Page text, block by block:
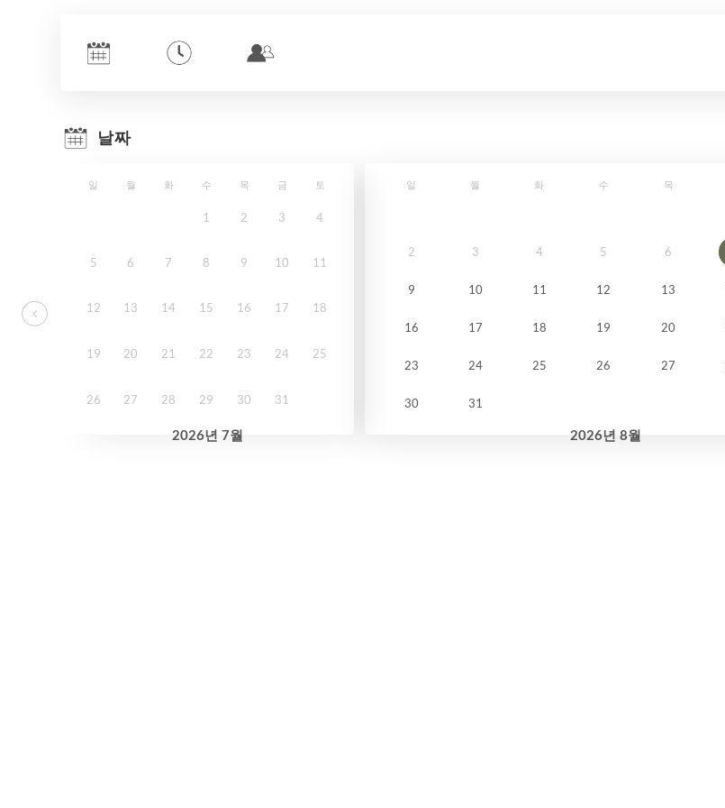
날짜
2026년 7월
일 월 화 수 목 금 토
1 2 3 4
5 6 7 8 9 10 11
12 13 14 15 16 17 18
19 20 21 22 23 24 25
26 27 28 29 30 31
2026년 8월
일 월 화 수 목
2 3 4 5 6
9 10 11 12 13
16 17 18 19 20
23 24 25 26 27
30 31